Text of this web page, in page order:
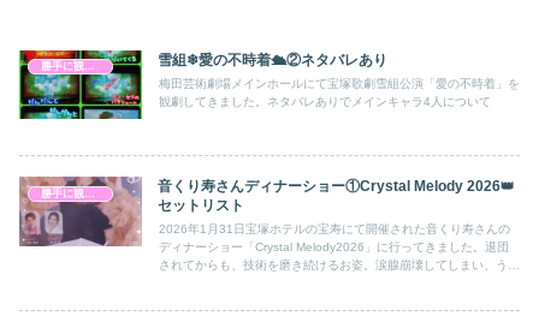
雪組❄愛の不時着🛳②ネタバレあり
梅田芸術劇場メインホールにて宝塚歌劇雪組公演「愛の不時着」を
観劇してきました。ネタバレありでメインキャラ4人について
音くり寿さんディナーショー①Crystal Melody 2026👑
セットリスト
2026年1月31日宝塚ホテルの宝寿にて開催された音くり寿さんの
ディナーショー「Crystal Melody2026」に行ってきました。退団
されてからも、技術を磨き続けるお姿。涙腺崩壊してしまい、うろ